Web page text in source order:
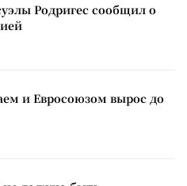
Родригес сообщил о
и Евросоюзом вырос до